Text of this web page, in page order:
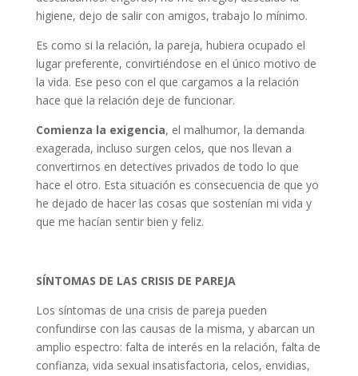
higiene, dejo de salir con amigos, trabajo lo mínimo.
Es como si la relación, la pareja, hubiera ocupado el
lugar preferente, convirtiéndose en el único motivo de
la vida. Ese peso con el que cargamos a la relación
hace que la relación deje de funcionar.
Comienza la exigencia, el malhumor, la demanda
exagerada, incluso surgen celos, que nos llevan a
convertirnos en detectives privados de todo lo que
hace el otro. Esta situación es consecuencia de que yo
he dejado de hacer las cosas que sostenían mi vida y
que me hacían sentir bien y feliz.
SÍNTOMAS DE LAS CRISIS DE PAREJA
Los síntomas de una crisis de pareja pueden
confundirse con las causas de la misma, y abarcan un
amplio espectro: falta de interés en la relación, falta de
confianza, vida sexual insatisfactoria, celos, envidias,